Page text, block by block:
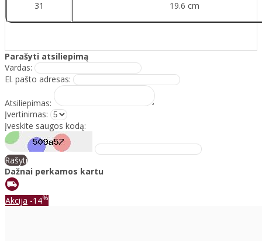
31 19.6 cm
Parašyti atsiliepimą
Vardas:
El. pašto adresas:
Atsiliepimas:
Įvertinimas:
Įveskite saugos kodą:
Rašyti
Dažnai perkamos kartu
Akcija -14%